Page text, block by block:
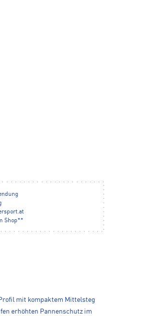
Shop**
mit kompaktem Mittelsteg
erhöhten Pannenschutz im